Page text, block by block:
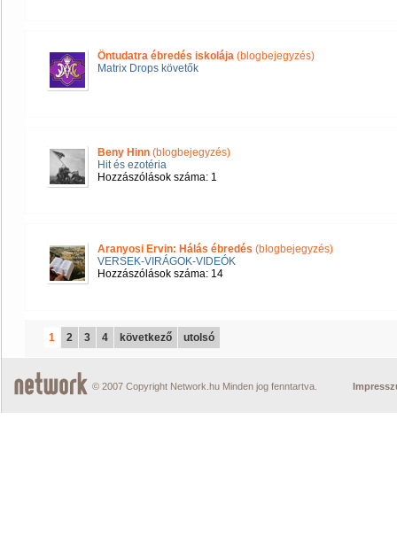
Öntudatra ébredés iskolája (blogbejegyzés)
Matrix Drops követők
Beny Hinn (blogbejegyzés)
Hit és ezotéria
Hozzászólások száma: 1
Aranyosi Ervin: Hálás ébredés (blogbejegyzés)
VERSEK-VIRÁGOK-VIDEÓK
Hozzászólások száma: 14
1 2 3 4 következő utolsó
© 2007 Copyright Network.hu Minden jog fenntartva.